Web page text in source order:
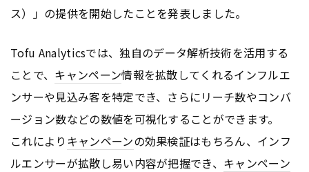
ス）」の提供を開始したことを発表しました。
Tofu Analyticsでは、独自のデータ解析技術を活用する
ことで、 キャンペーン情報を拡散してくれるインフルエ
ンサーや見込み客を特定でき、さらにリーチ数やコンバ
ージョン数などの数値を可視化することができます。
これにより キャンペーンの効果検証はもちろん、インフ
ルエンサーが拡散し易い内容が把握でき、 キャンペーン